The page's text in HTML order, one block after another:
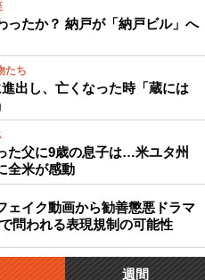
ったか？ 納戸が「納戸ビル」へ
たち
進出し、亡くなった時「蔵には
た父に9歳の息子は…米ユタ州
全米が感動
ェイク動画から勧善懲悪ドラマ
問われる表現規制の可能性
週間